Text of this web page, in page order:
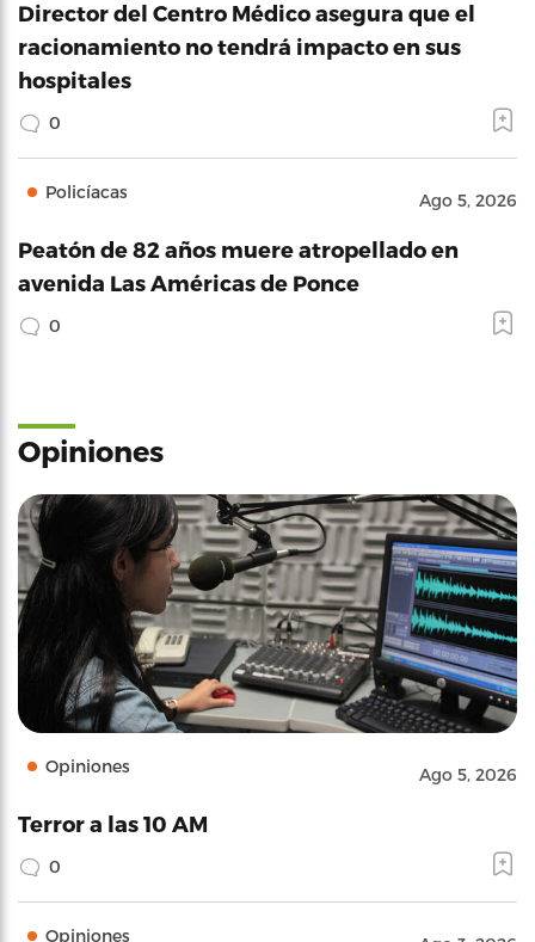
Director del Centro Médico asegura que el
racionamiento no tendrá impacto en sus
hospitales
0
Policíacas Ago 5, 2026
Peatón de 82 años muere atropellado en
avenida Las Américas de Ponce
0
Opiniones
Opiniones Ago 5, 2026
Terror a las 10 AM
0
Opiniones